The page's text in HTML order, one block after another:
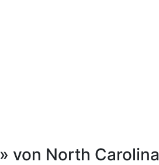
von North Carolina